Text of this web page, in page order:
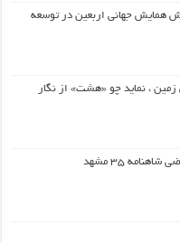
همایش جهانی اربعین در توسعه
، نماید چو «هشت» از نگار
۳۵ مشهد